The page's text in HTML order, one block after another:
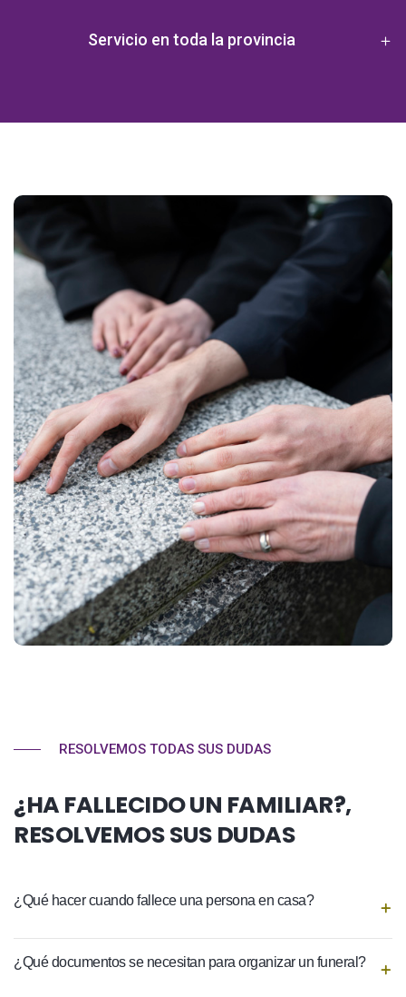
Servicio en toda la provincia
RESOLVEMOS TODAS SUS DUDAS
¿HA FALLECIDO UN FAMILIAR?,
RESOLVEMOS SUS DUDAS
¿Qué hacer cuando fallece una persona en casa?
¿Qué documentos se necesitan para organizar un funeral?